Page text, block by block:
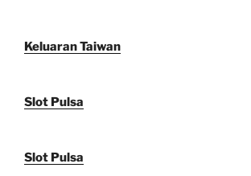
Keluaran Taiwan
Slot Pulsa
Slot Pulsa